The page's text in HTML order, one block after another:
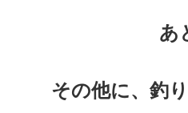
あ
その他に、釣